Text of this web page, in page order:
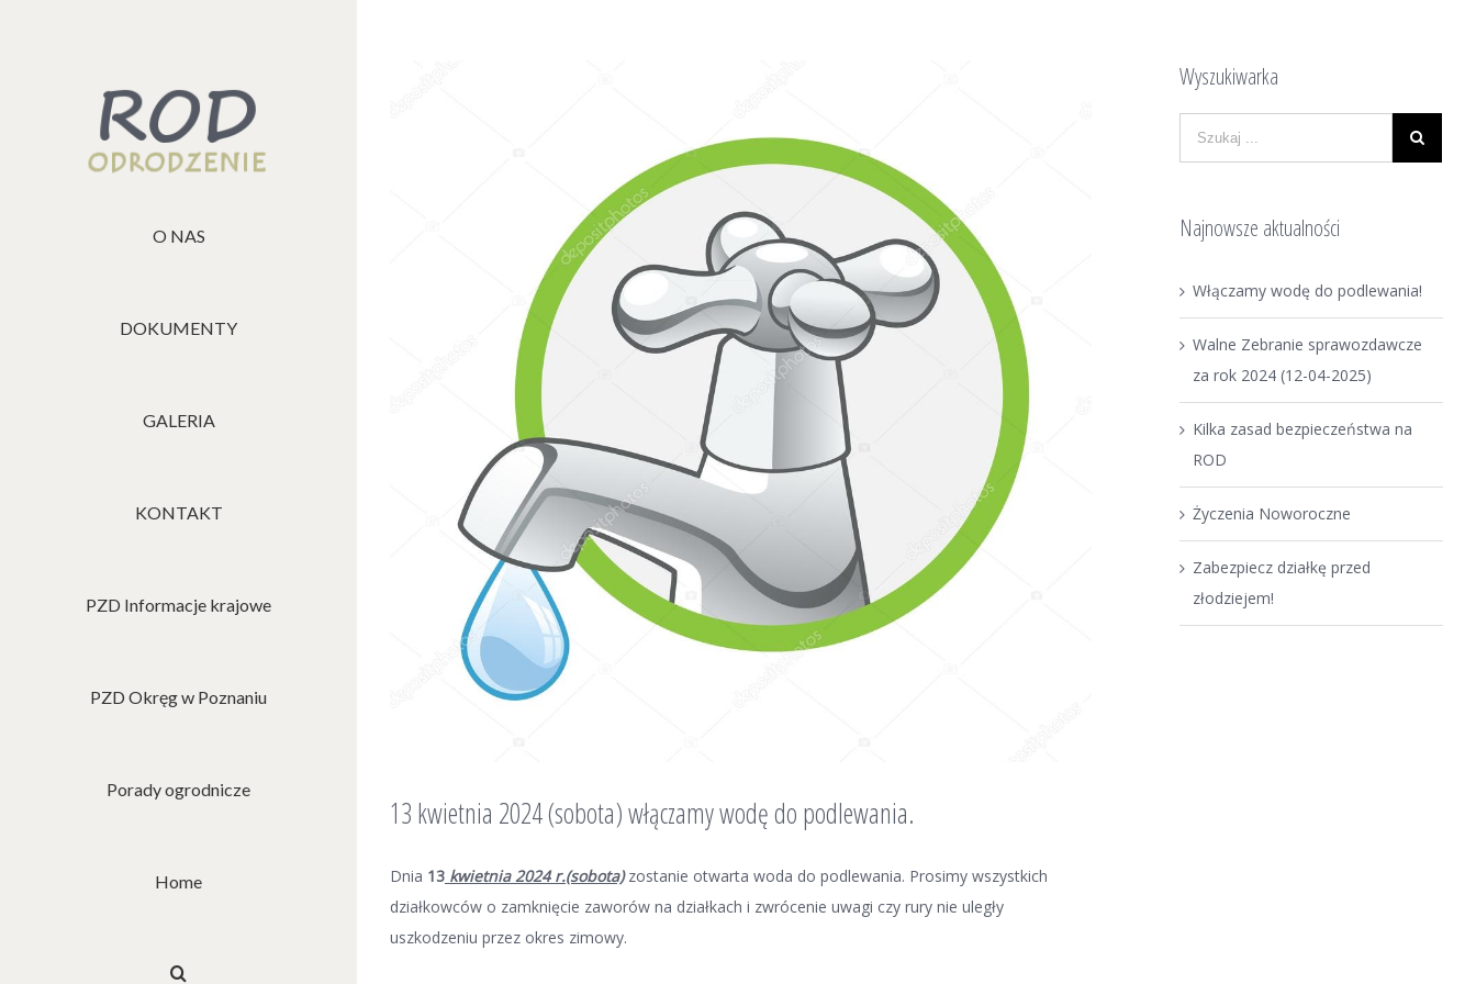
O NAS
DOKUMENTY
GALERIA
KONTAKT
PZD Informacje krajowe
PZD Okręg w Poznaniu
Porady ogrodnicze
Home
13 kwietnia 2024 (sobota) włączamy wodę do podlewania.
Dnia 13 kwietnia 2024 r.(sobota)zostanie otwarta woda do podlewania. Prosimy wszystkich
działkowców o zamknięcie zaworów na działkach i zwrócenie uwagi czy rury nie uległy
uszkodzeniu przez okres zimowy.
Wyszukiwarka
Najnowsze aktualności
Włączamy wodę do podlewania!
Walne Zebranie sprawozdawcze
za rok 2024 (12-04-2025)
Kilka zasad bezpieczeństwa na
ROD
Życzenia Noworoczne
Zabezpiecz działkę przed
złodziejem!